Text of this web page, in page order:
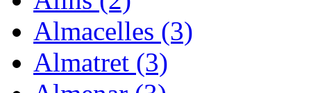
Almacelles (3)
Almatret (3)